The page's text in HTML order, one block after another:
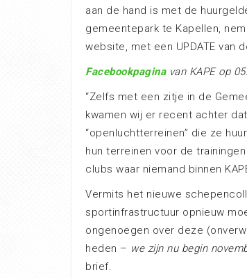
aan de hand is met de
gemeentepark te Kapellen,
website, met een UPDATE van
Facebookpaginavan KAPE op
“Zelfs met een zitje in de
kwamen wij er recent achter
“openluchtterreinen” die ze
hun terreinen voor de
clubs waar niemand binnen
Vermits het nieuwe
sportinfrastructuur opnieuw
ongenoegen over deze
heden – we zijn nu begin
brief.